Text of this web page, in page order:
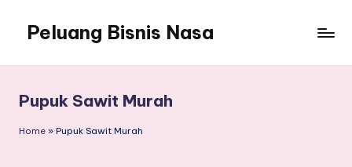
Peluang Bisnis Nasa
Pupuk Sawit Murah
Home » Pupuk Sawit Murah